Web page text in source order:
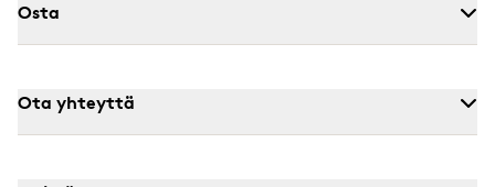
Osta
Ota yhteyttä